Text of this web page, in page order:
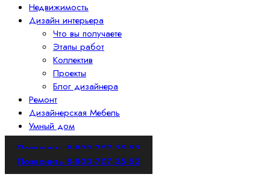
Недвижимость
Дизайн интерьера
Что вы получаете
Этапы работ
Коллектив
Проекты
Блог дизайнера
Ремонт
Дизайнерская Мебель
Умный дом
Позвонить 8-800-707-35-52
Позвонить 8-800-707-35-52